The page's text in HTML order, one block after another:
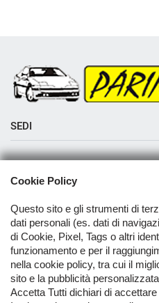
SEDI
Contatti
Cookie Policy
Questo sito e gli strumenti di
dati personali (es. dati di
di Cookie, Pixel, Tags o altri
funzionamento e per il
nella cookie policy, tra cui il
sito e la pubblicità
Accetta Tutti dichiari di